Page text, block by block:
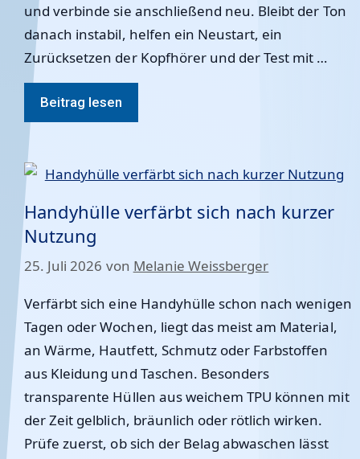
und verbinde sie anschließend neu. Bleibt der Ton
danach instabil, helfen ein Neustart, ein
Zurücksetzen der Kopfhörer und der Test mit …
Beitrag lesen
Handyhülle verfärbt sich nach kurzer
Nutzung
25. Juli 2026 von Melanie Weissberger
Verfärbt sich eine Handyhülle schon nach wenigen
Tagen oder Wochen, liegt das meist am Material,
an Wärme, Hautfett, Schmutz oder Farbstoffen
aus Kleidung und Taschen. Besonders
transparente Hüllen aus weichem TPU können mit
der Zeit gelblich, bräunlich oder rötlich wirken.
Prüfe zuerst, ob sich der Belag abwaschen lässt